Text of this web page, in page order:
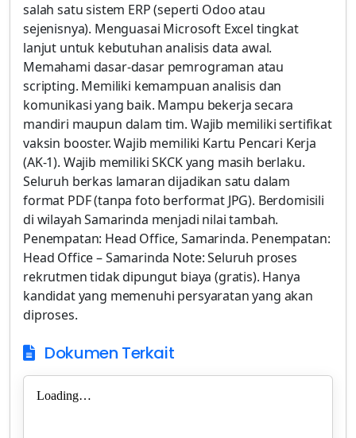
salah satu sistem ERP (seperti Odoo atau
sejenisnya). Menguasai Microsoft Excel tingkat
lanjut untuk kebutuhan analisis data awal.
Memahami dasar-dasar pemrograman atau
scripting. Memiliki kemampuan analisis dan
komunikasi yang baik. Mampu bekerja secara
mandiri maupun dalam tim. Wajib memiliki sertifikat
vaksin booster. Wajib memiliki Kartu Pencari Kerja
(AK-1). Wajib memiliki SKCK yang masih berlaku.
Seluruh berkas lamaran dijadikan satu dalam
format PDF (tanpa foto berformat JPG). Berdomisili
di wilayah Samarinda menjadi nilai tambah.
Penempatan: Head Office, Samarinda. Penempatan:
Head Office – Samarinda Note: Seluruh proses
rekrutmen tidak dipungut biaya (gratis). Hanya
kandidat yang memenuhi persyaratan yang akan
diproses.
Dokumen Terkait